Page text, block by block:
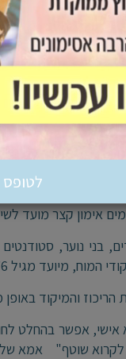
כישורי למידה
וכלום. אחרי
אינם תלויים רק
שהמוח יתפקד במלואו:
קצר מועד לשיפור הישגים
בני נוער,
המוח, מיועד מגיל 6-76
הריכוז והמיקוד
לקרוא שוטף" אמא של
לטופס